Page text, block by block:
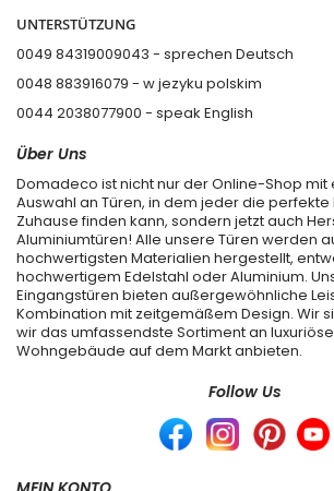
UNTERSTÜTZUNG
0049 84319009043 - sprechen Deutsch
0048 883916079 - w jezyku polskim
0044 2038077900 - speak English
Über Uns
Domadeco ist nicht nur der Online-Shop
Auswahl an Türen, in dem jeder die perfekte
Zuhause finden kann, sondern jetzt auch
Aluminiumtüren! Alle unsere Türen werden
hochwertigsten Materialien hergestellt,
hochwertigem Edelstahl oder Aluminium.
Eingangstüren bieten außergewöhnliche
Kombination mit zeitgemäßem Design. Wir
wir das umfassendste Sortiment an
Wohngebäude auf dem Markt anbieten.
Follow Us